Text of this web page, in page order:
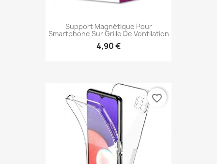
Support Magnétique Pour
Smartphone Sur Grille De Ventilation
4,90 €
favorite_border